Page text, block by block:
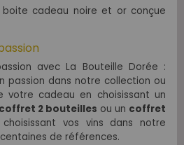
cadeau noire et or conçue
avec La Bouteille Dorée :
passion dans notre collection ou
votre cadeau en choisissant un
coffret 2 bouteilles ou un coffret
vos vins dans notre
de références.